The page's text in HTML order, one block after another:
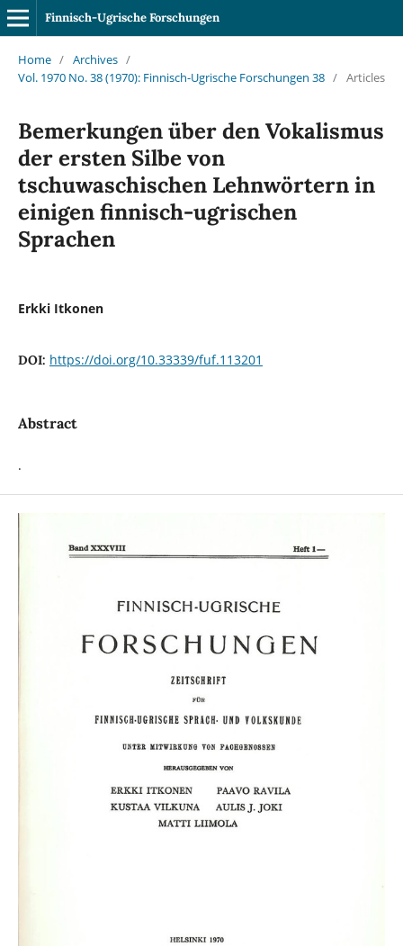
Finnisch-Ugrische Forschungen
Home / Archives /
Vol. 1970 No. 38 (1970): Finnisch-Ugrische Forschungen 38 / Articles
Bemerkungen über den Vokalismus
der ersten Silbe von
tschuwaschischen Lehnwörtern in
einigen finnisch-ugrischen
Sprachen
Erkki Itkonen
DOI: https://doi.org/10.33339/fuf.113201
Abstract
.